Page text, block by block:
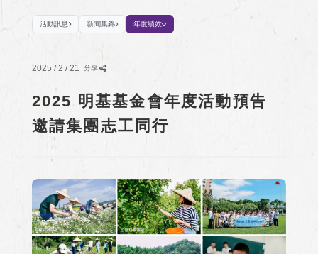
活動訊息 新聞集錦 年度績效
2025 / 2 / 21 分享
2025 明基基金會年度活動預告
邀請集團志工同行